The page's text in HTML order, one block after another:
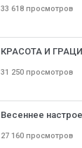
33 618 просмотров
КРАСОТА И
31 250 просмотров
Весеннее
27 160 просмотров